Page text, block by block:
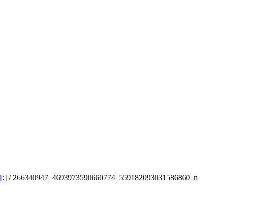
/ 266340947_4693973590660774_559182093031586860_n